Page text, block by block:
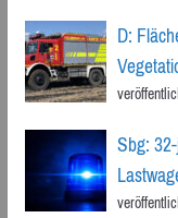
D:
Sbg: